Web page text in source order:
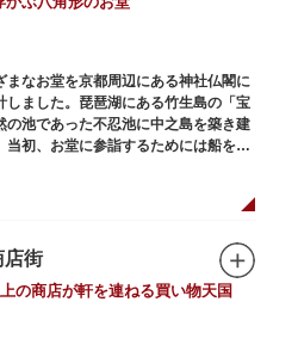
た。戦後は遊園地として再開し、温
ラクションや雰囲気で人気のスポッ
は入園とのりもの料が無料で、年齢や
子どもの遊園地デビューにもぴった
なお堂を京都周辺にある神社仏閣に
しました。琵琶湖にある竹生島の「宝
池であった不忍池に中之島を築き建
初、お堂に参詣するためには船を使
から橋がかけられました。不忍池の
の建物になったと言われ、7月から8
り神として広く信仰され、
昇といったご利益もあると言われて
れていますが、不忍池辯天堂の辯才
お持ちになっている「八臂辯才天
店街
の商店が軒を連ねる買い物天国